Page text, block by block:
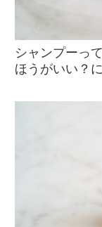
シャンプーっ
ほうがいい？